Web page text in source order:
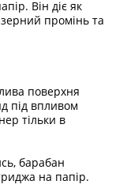
Він діє як
промінь та
поверхня
під впливом
тільки в
барабан
на папір.